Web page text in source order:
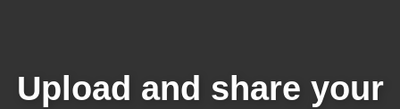
Upload and share your